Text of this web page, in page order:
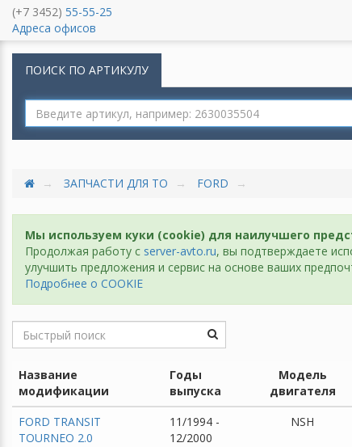
(+7 3452) 55-55-25
Адреса офисов
ПОИСК ПО АРТИКУЛУ
ЗАПЧАСТИ ДЛЯ ТО FORD
Мы используем куки (cookie) для наилучшего
Продолжая работу с server-avto.ru, вы подтверждаете
улучшить предложения и сервис на основе ваших
Подробнее о COOKIE
Название
модификации
Годы
выпуска
Модель
двигателя
FORD TRANSIT
TOURNEO 2.0
11/1994 -
12/2000
NSH